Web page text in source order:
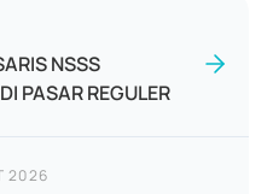
NSSS
PASAR REGULER
2026